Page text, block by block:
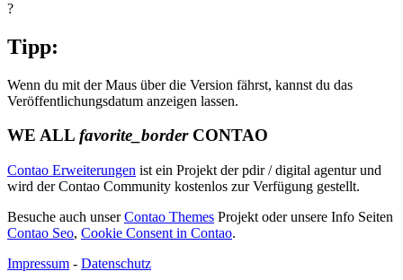
?
Tipp:
Wenn du mit der Maus über die Version fährst, kannst du das
Veröffentlichungsdatum anzeigen lassen.
WE ALL favorite_borderCONTAO
Contao Erweiterungen ist ein Projekt der pdir / digital agentur und
wird der Contao Community kostenlos zur Verfügung gestellt.
Besuche auch unserContao Themes Projekt oder unsere Info Seiten
Contao Seo, Cookie Consent in Contao.
Impressum - Datenschutz